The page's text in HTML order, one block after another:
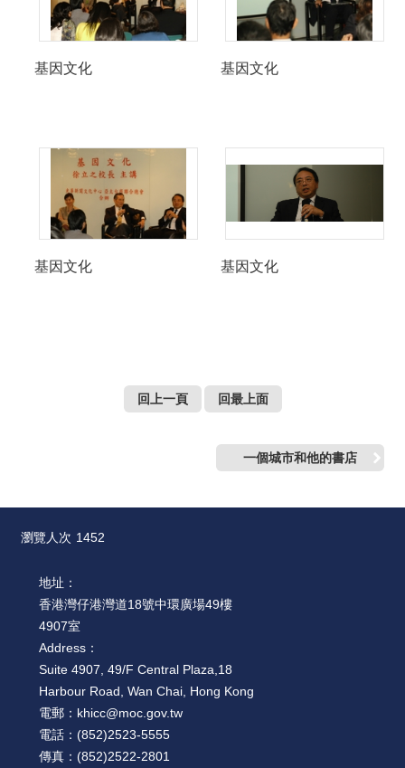
基因文化 基因文化
基因文化 基因文化
回上一頁 回最上面
一個城市和他的書店
瀏覽人次 1452
地址：
香港灣仔港灣道18號中環廣場49樓
4907室
Address：
Suite 4907, 49/F Central Plaza,18
Harbour Road, Wan Chai, Hong Kong
電郵： khicc@moc.gov.tw
電話： (852)2523-5555
傳真： (852)2522-2801